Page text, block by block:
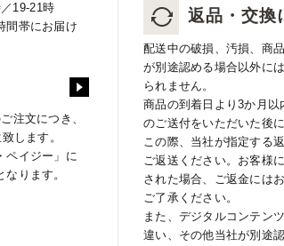
19-21時
間帯にお届け
注文につき、
します。
ペイジー」に
ります。
返品・交換
配送中の破損、汚損、商
が別途認める場合以外に
られません。
商品の到着日より3か月
のご送付をいただいた後
この際、当社が指定する
ご返送ください。お客様
された場合、ご返金には
ご了承ください。
また、デジタルコンテン
違い、その他当社が別途